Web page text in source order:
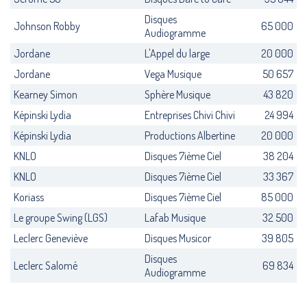
Johnson Robby
Disques
Audiogramme
65 000
Jordane
L'Appel du large
20 000
Jordane
Vega Musique
50 657
Kearney Simon
Sphère Musique
43 820
Képinski Lydia
Entreprises Chivi Chivi
24 994
Képinski Lydia
Productions Albertine
20 000
KNLO
Disques 7ième Ciel
38 204
KNLO
Disques 7ième Ciel
33 367
Koriass
Disques 7ième Ciel
85 000
Le groupe Swing (LGS)
Lafab Musique
32 500
Leclerc Geneviève
Disques Musicor
39 805
Leclerc Salomé
Disques
Audiogramme
69 834